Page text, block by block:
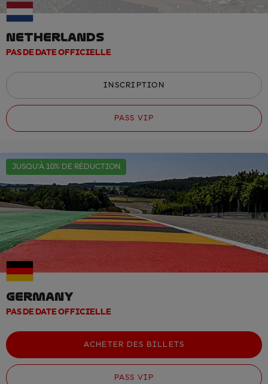
NETHERLANDS
PAS DE DATE OFFICIELLE
INSCRIPTION
PASS VIP
JUSQU'À 10% DE RÉDUCTION
GERMANY
PAS DE DATE OFFICIELLE
ACHETER DES BILLETS
PASS VIP